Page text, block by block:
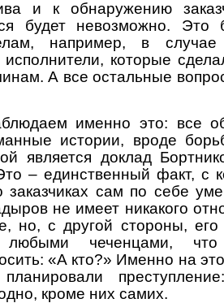
и к обнаружению
будет невозможно.
например, в случае
которые
А все остальные
именно это: все
истории, вроде
является доклад
– единственный факт, с
сам по себе
не имеет никакого
но, с другой стороны,
чеченцами,
«А кто?» Именно на
кроме них самих.